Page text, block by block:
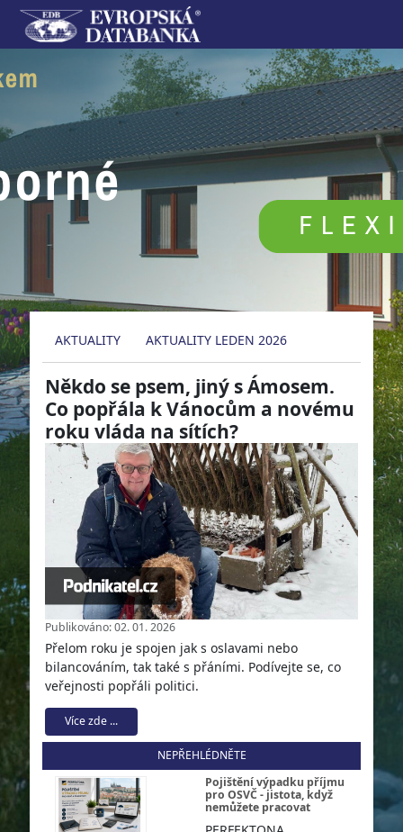
AKTUALITY AKTUALITY LEDEN 2026
Někdo se psem, jiný s Ámosem.
Co popřála k Vánocům a novému
roku vláda na sítích?
Publikováno: 02. 01. 2026
Přelom roku je spojen jak s oslavami nebo
bilancováním, tak také s přáními. Podívejte se, co
veřejnosti popřáli politici.
Více zde ...
NEPŘEHLÉDNĚTE
Pojištění výpadku příjmu
pro OSVČ - jistota, když
nemůžete pracovat